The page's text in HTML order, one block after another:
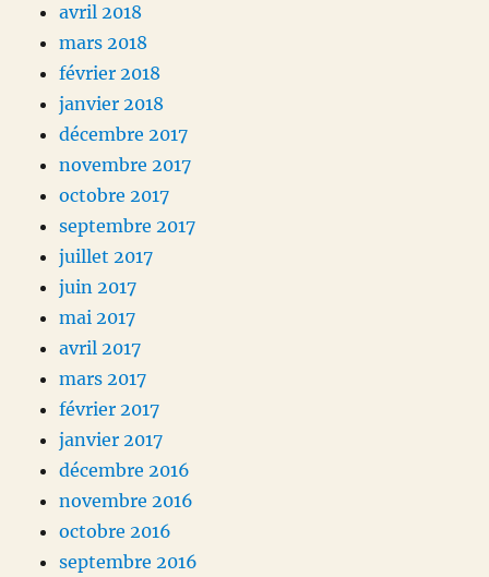
avril 2018
mars 2018
février 2018
janvier 2018
décembre 2017
novembre 2017
octobre 2017
septembre 2017
juillet 2017
juin 2017
mai 2017
avril 2017
mars 2017
février 2017
janvier 2017
décembre 2016
novembre 2016
octobre 2016
septembre 2016